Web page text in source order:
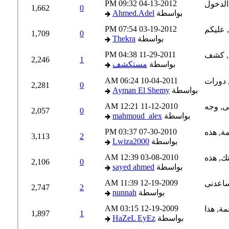
04-13-2012
09:32 PM
بواسطة Ahmed.Adel
0
1,662
03-19-2012
07:54 PM
بواسطة Thekra
0
1,709
11-29-2011
04:38 PM
بواسطة مستكشف
1
2,246
10-04-2011
06:24 AM
بواسطة Ayman El Shemy
0
2,281
11-12-2010
12:21 AM
بواسطة mahmoud_alex
0
2,057
07-30-2010
03:37 PM
بواسطة Lwiza2000
2
3,113
03-08-2010
12:39 AM
بواسطة sayed ahmed
0
2,106
12-19-2009
11:39 AM
بواسطة nunnah
2
2,747
12-19-2009
03:15 AM
بواسطة HaZeL EyEz
1
1,897